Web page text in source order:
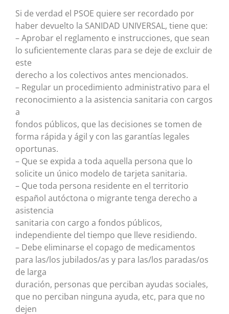
Si de verdad el PSOE quiere ser recordado por
haber devuelto la SANIDAD UNIVERSAL, tiene que:
– Aprobar el reglamento e instrucciones, que sean
lo suficientemente claras para se deje de excluir de
este
derecho a los colectivos antes mencionados.
– Regular un procedimiento administrativo para el
reconocimiento a la asistencia sanitaria con cargos
a
fondos públicos, que las decisiones se tomen de
forma rápida y ágil y con las garantías legales
oportunas.
– Que se expida a toda aquella persona que lo
solicite un único modelo de tarjeta sanitaria.
– Que toda persona residente en el territorio
español autóctona o migrante tenga derecho a
asistencia
sanitaria con cargo a fondos públicos,
independiente del tiempo que lleve residiendo.
– Debe eliminarse el copago de medicamentos
para las/los jubilados/as y para las/los paradas/os
de larga
duración, personas que perciban ayudas sociales,
que no perciban ninguna ayuda, etc, para que no
dejen